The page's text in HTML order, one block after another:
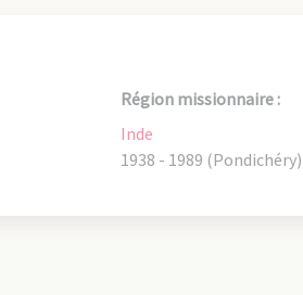
Région missionnaire :
Inde
1938 - 1989 (Pondichéry)